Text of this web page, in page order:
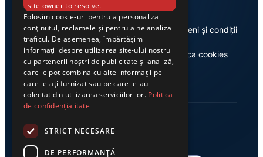
Despre noi
Casa de editură Exclusiv
Termeni și condiții
Politica cookies
site owner to resolve.
Folosim cookie-uri pentru a personaliza
conținutul, reclamele și pentru a ne analiza
traficul. De asemenea, împărtășim
informații despre utilizarea site-ului nostru
cu partenerii noștri de publicitate și analiză,
care le pot combina cu alte informații pe
care le-ați furnizat sau pe care le-au
colectat din utilizarea serviciilor lor. Politica
de confidențialitate
STRICT NECESARE
DE PERFORMANȚĂ